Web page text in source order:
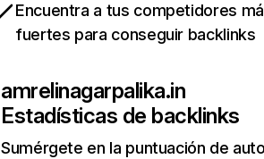
Encuentra a tus competidores
fuertes para conseguir backlinks
amrelinagarpalika.in
Estadísticas de backlinks
Sumérgete en la puntuación de